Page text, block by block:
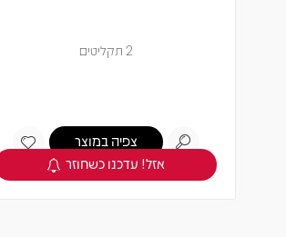
2 תקליטים
צפיה במוצר
אזל! עדכנו כשחוזר